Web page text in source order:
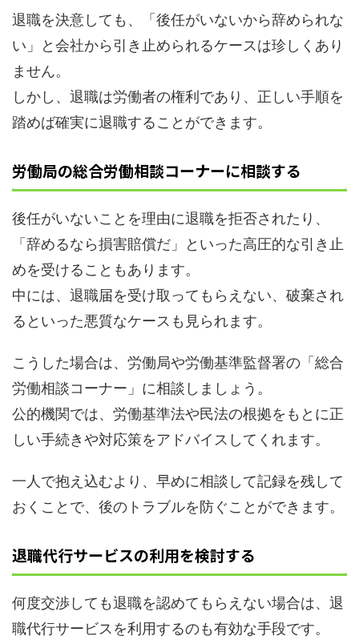
退職を決意しても、「後任がいないから辞められな
い」と会社から引き止められるケースは珍しくあり
ません。
しかし、退職は労働者の権利であり、正しい手順を
踏めば確実に退職することができます。
労働局の総合労働相談コーナーに相談する
後任がいないことを理由に退職を拒否されたり、
「辞めるなら損害賠償だ」といった高圧的な引き止
めを受けることもあります。
中には、退職届を受け取ってもらえない、破棄され
るといった悪質なケースも見られます。
こうした場合は、労働局や労働基準監督署の「総合
労働相談コーナー」に相談しましょう。
公的機関では、労働基準法や民法の根拠をもとに正
しい手続きや対応策をアドバイスしてくれます。
一人で抱え込むより、早めに相談して記録を残して
おくことで、後のトラブルを防ぐことができます。
退職代行サービスの利用を検討する
何度交渉しても退職を認めてもらえない場合は、退
職代行サービスを利用するのも有効な手段です。